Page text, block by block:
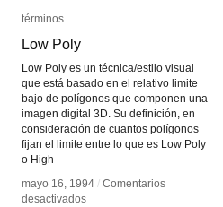
términos
Low Poly
Low Poly es un técnica/estilo visual
que está basado en el relativo limite
bajo de polígonos que componen una
imagen digital 3D. Su definición, en
consideración de cuantos polígonos
fijan el limite entre lo que es Low Poly
o High
mayo 16, 1994 / Comentarios
desactivadosen
términos
Low Poly
mayo 16, 1994 / Comentarios
desactivadosen